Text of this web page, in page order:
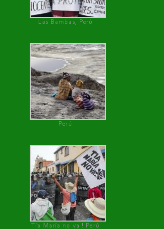
Las Bambas, Perú
Perú
Tía María no va ! Perú